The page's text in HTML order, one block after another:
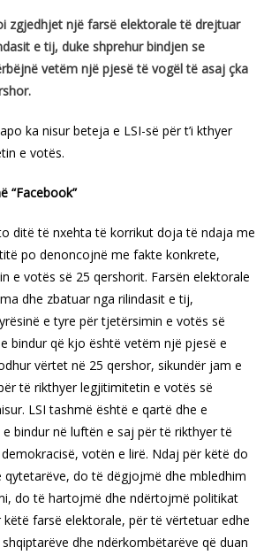
zgjedhjet një farsë elektorale të drejtuar
e tij, duke shprehur bindjen se
vetëm një pjesë të vogël të asaj çka
ka nisur beteja e LSI-së për t’i kthyer
e votës.
“Facebook”
ditë të nxehta të korrikut doja të ndaja me
po denoncojnë me fakte konkrete,
e votës së 25 qershorit. Farsën elektorale
dhe zbatuar nga rilindasit e tij,
e tyre për tjetërsimin e votës së
bindur që kjo është vetëm një pjesë e
vërtet në 25 qershor, sikundër jam e
të rikthyer legjitimitetin e votës së
LSI tashmë është e qartë dhe e
bindur në luftën e saj për të rikthyer të
votën e lirë. Ndaj për këtë do
do të dëgjojmë dhe mbledhim
do të hartojmë dhe ndërtojmë politikat
farsë elektorale, për të vërtetuar edhe
dhe ndërkombëtarëve që duan